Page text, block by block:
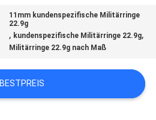
11mm kundenspezifische Militärringe
22.9g
, kundenspezifische Militärringe 22.9g,
Militärringe 22.9g nach Maß
BESTPREIS